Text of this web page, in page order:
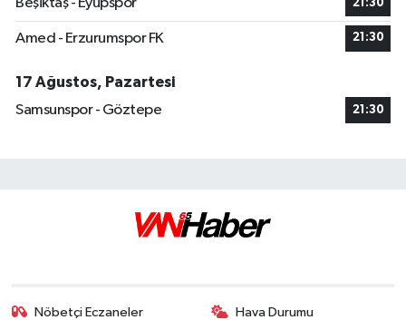
Beşiktaş - Eyüpspor 21:30
Amed - Erzurumspor FK 21:30
17 Ağustos, Pazartesi
Samsunspor - Göztepe
21:30
Nöbetçi Eczaneler Hava Durumu